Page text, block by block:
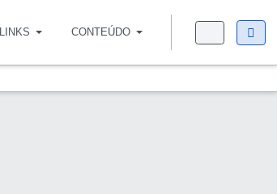
LINKS CONTEÚDO